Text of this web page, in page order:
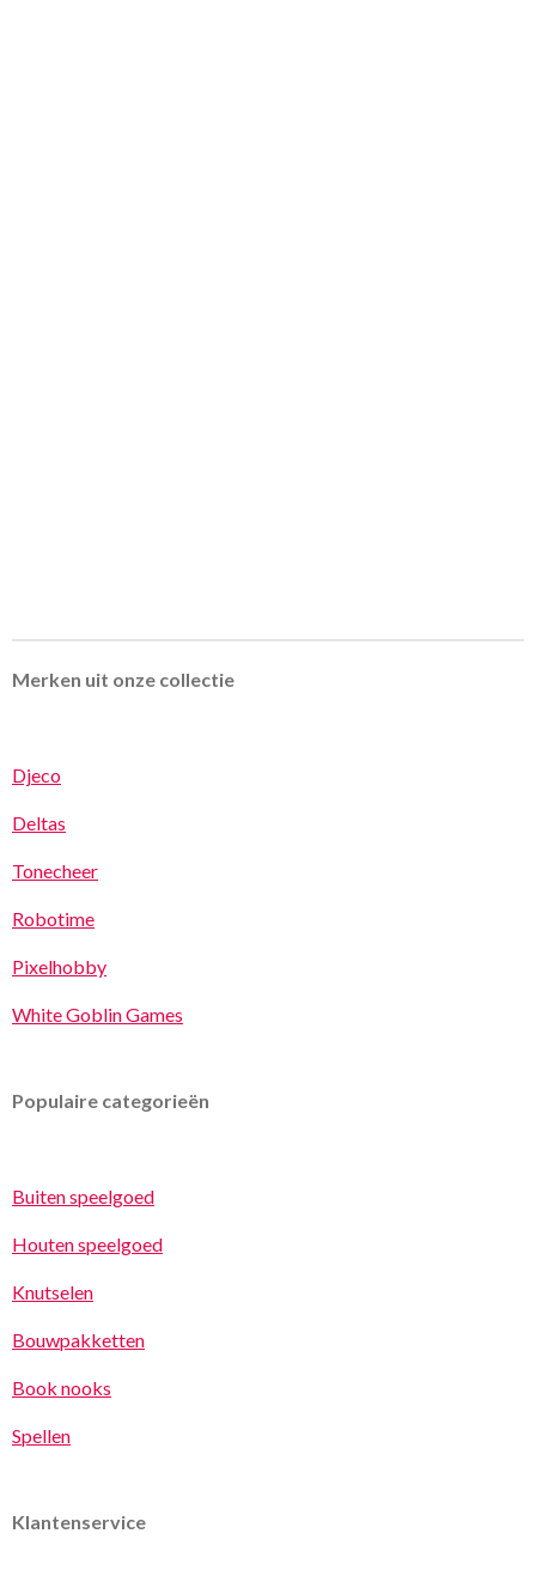
Merken uit onze collectie
Djeco
Deltas
Tonecheer
Robotime
Pixelhobby
White Goblin Games
Populaire categorieën
Buiten speelgoed
Houten speelgoed
Knutselen
Bouwpakketten
Book nooks
Spellen
Klantenservice